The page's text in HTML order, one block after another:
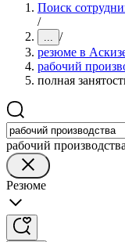
Поиск
/
... /
резюме в
рабочий
полная
рабочий производства
Резюме